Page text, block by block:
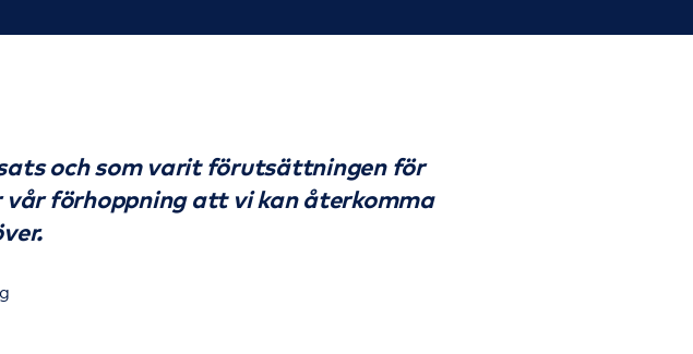
och som varit förutsättningen för
förhoppning att vi kan återkomma